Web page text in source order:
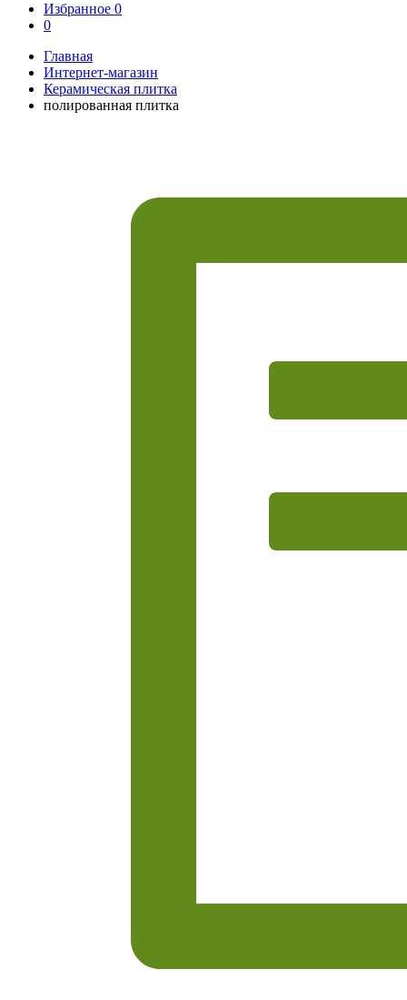
Избранное 0
0
Главная
Интернет-магазин
Керамическая плитка
полированная плитка